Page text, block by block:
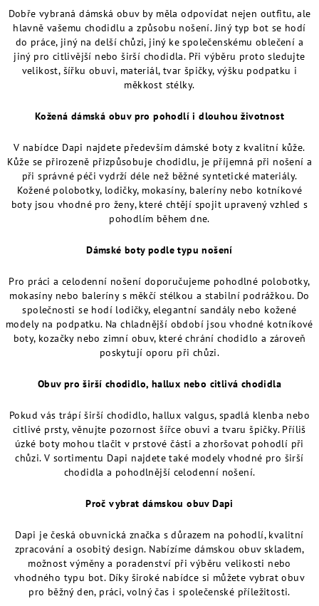
Dobře vybraná dámská obuv by měla odpovídat nejen outfitu, ale
hlavně vašemu chodidlu a způsobu nošení. Jiný typ bot se hodí
do práce, jiný na delší chůzi, jiný ke společenskému oblečení a
jiný pro citlivější nebo širší chodidla. Při výběru proto sledujte
velikost, šířku obuvi, materiál, tvar špičky, výšku podpatku i
měkkost stélky.
Kožená dámská obuv pro pohodlí i dlouhou životnost
V nabídce Dapi najdete především dámské boty z kvalitní kůže.
Kůže se přirozeně přizpůsobuje chodidlu, je příjemná při nošení a
při správné péči vydrží déle než běžné syntetické materiály.
Kožené polobotky, lodičky, mokasíny, baleríny nebo kotníkové
boty jsou vhodné pro ženy, které chtějí spojit upravený vzhled s
pohodlím během dne.
Dámské boty podle typu nošení
Pro práci a celodenní nošení doporučujeme pohodlné polobotky,
mokasíny nebo baleríny s měkčí stélkou a stabilní podrážkou. Do
společnosti se hodí lodičky, elegantní sandály nebo kožené
modely na podpatku. Na chladnější období jsou vhodné kotníkové
boty, kozačky nebo zimní obuv, které chrání chodidlo a zároveň
poskytují oporu při chůzi.
Obuv pro širší chodidlo, hallux nebo citlivá chodidla
Pokud vás trápí širší chodidlo, hallux valgus, spadlá klenba nebo
citlivé prsty, věnujte pozornost šířce obuvi a tvaru špičky. Příliš
úzké boty mohou tlačit v prstové části a zhoršovat pohodlí při
chůzi. V sortimentu Dapi najdete také modely vhodné pro širší
chodidla a pohodlnější celodenní nošení.
Proč vybrat dámskou obuv Dapi
Dapi je česká obuvnická značka s důrazem na pohodlí, kvalitní
zpracování a osobitý design. Nabízíme dámskou obuv skladem,
možnost výměny a poradenství při výběru velikosti nebo
vhodného typu bot. Díky široké nabídce si můžete vybrat obuv
pro běžný den, práci, volný čas i společenské příležitosti.